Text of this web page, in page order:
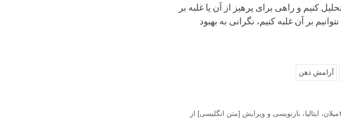
کنیم و راهی برای پرهیز از آن یا غلبه بر
بر آن غلبه کنیم، نگرانی به بهبود
آرامش ذهن
نسخه‌نویسی از یک سمینارمیلان، ایتالیا، دسامبر ۲۰۰۷میلان، ایتالیا، بازنویسی و ویرایش [متن انگلیسی] از